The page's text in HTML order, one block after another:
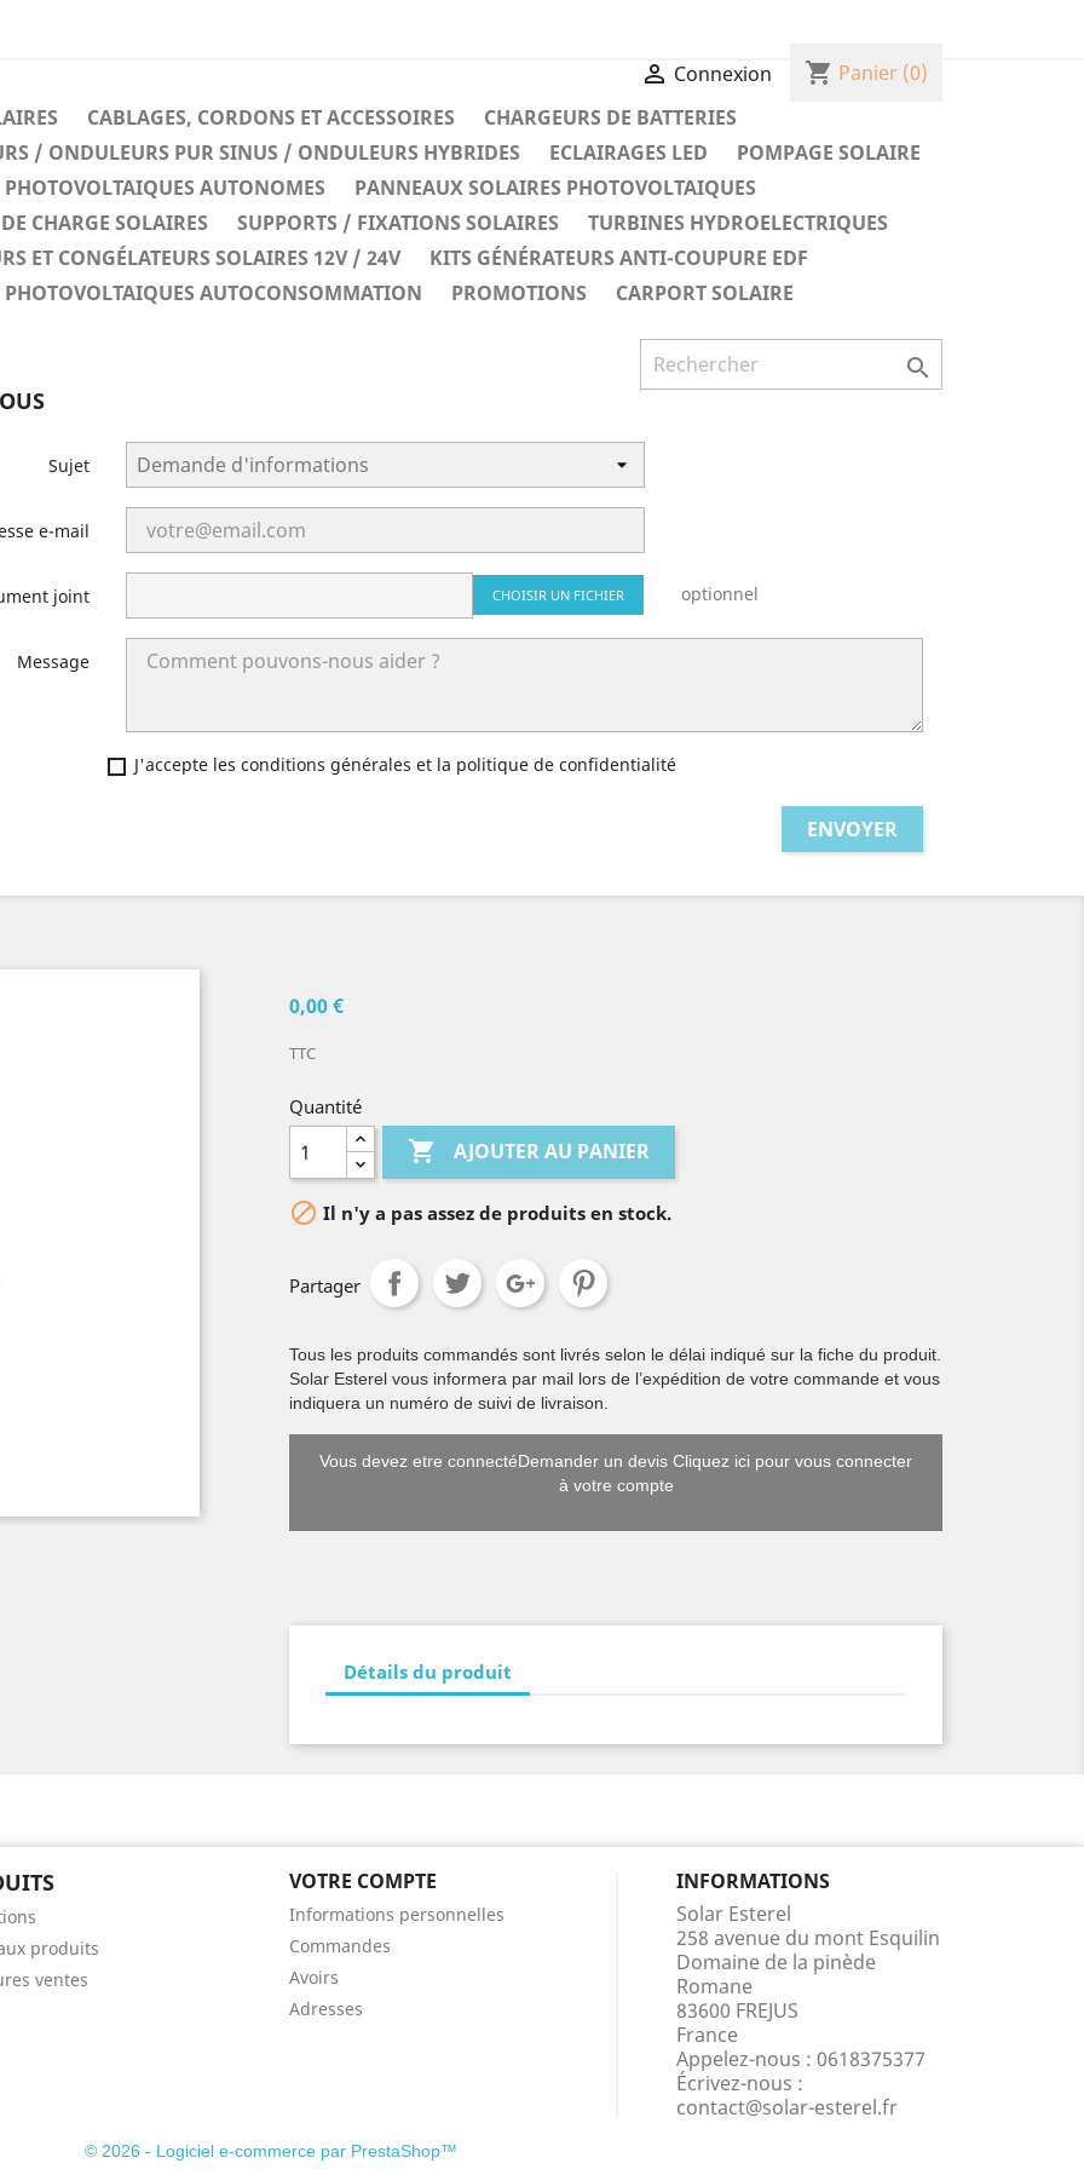
 Connexion shopping_cart Panier (0)
CABLAGES, CORDONS ET ACCESSOIRES
CHARGEURS DE BATTERIES
/ ONDULEURS PUR SINUS / ONDULEURS HYBRIDES
ECLAIRAGES LED
POMPAGE SOLAIRE
PHOTOVOLTAIQUES AUTONOMES
PANNEAUX SOLAIRES PHOTOVOLTAIQUES
CHARGE SOLAIRES
SUPPORTS / FIXATIONS SOLAIRES
TURBINES HYDROELECTRIQUES
ET CONGÉLATEURS SOLAIRES 12V / 24V
KITS GÉNÉRATEURS ANTI-COUPURE EDF
PHOTOVOLTAIQUES AUTOCONSOMMATION
PROMOTIONS CARPORT SOLAIRE

Sujet
e-mail
joint CHOISIR UN FICHIER optionnel
Message
J'accepte les conditions générales et la politique de confidentialité
0,00 €
TTC
Quantité
 AJOUTER AU PANIER
 Il n'y a pas assez de produits en stock.
Partager
Tous les produits commandés sont livrés selon le délai indiqué sur la fiche du produit.
Solar Esterel vous informera par mail lors de l’expédition de votre commande et vous
indiquera un numéro de suivi de livraison.
Vous devez etre connectéDemander un devis Cliquez ici pour vous connecter
à votre compte
Détails du produit
produits
ventes
VOTRE COMPTE
Informations personnelles
Commandes
Avoirs
Adresses
INFORMATIONS
Solar Esterel
258 avenue du mont Esquilin
Domaine de la pinède
Romane
83600 FREJUS
France
Appelez-nous : 0618375377
Écrivez-nous :
contact@solar-esterel.fr
© 2026 - Logiciel e-commerce par PrestaShop™